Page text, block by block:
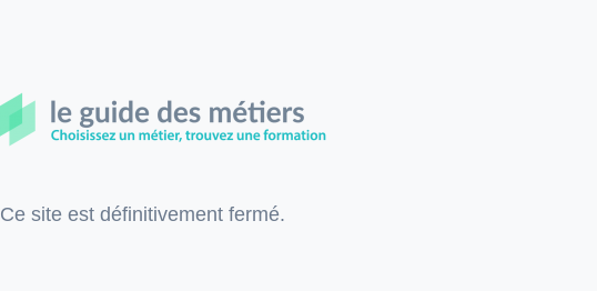
Ce site est définitivement fermé.